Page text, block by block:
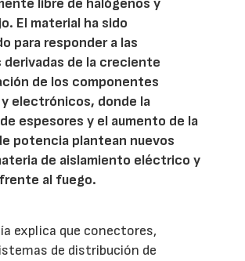
libre de halógenos y
El material ha sido
para responder a las
derivadas de la creciente
de los componentes
electrónicos, donde la
espesores y el aumento de la
potencia plantean nuevos
de aislamiento eléctrico y
al fuego.
explica que conectores,
de distribución de